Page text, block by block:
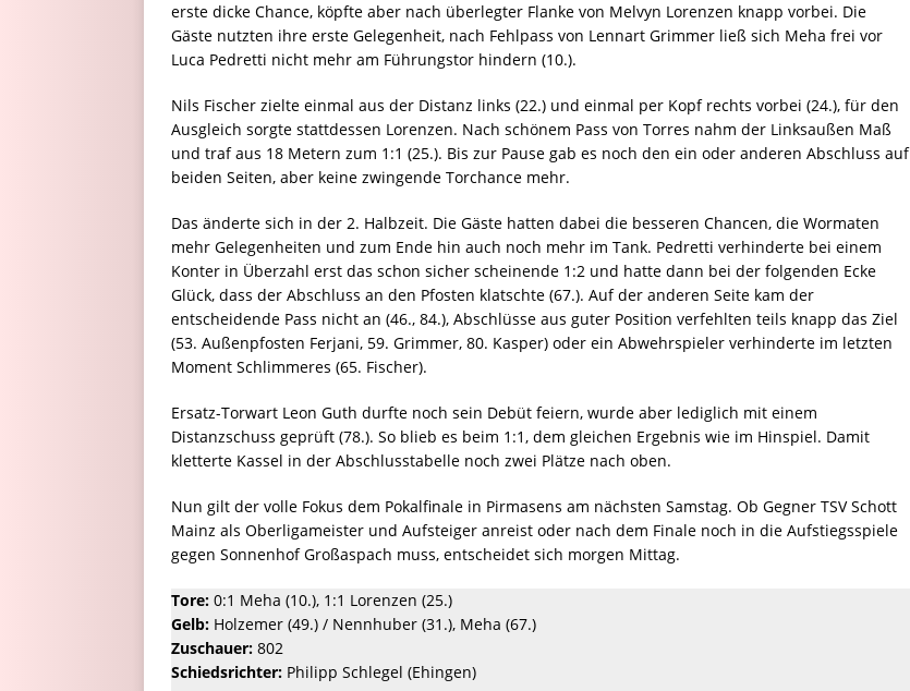
erste dicke Chance, köpfte aber nach überlegter Flanke von Melvyn Lorenzen knapp vorbei. Die
Gäste nutzten ihre erste Gelegenheit, nach Fehlpass von Lennart Grimmer ließ sich Meha frei vor
Luca Pedretti nicht mehr am Führungstor hindern (10.).
Nils Fischer zielte einmal aus der Distanz links (22.) und einmal per Kopf rechts vorbei (24.), für den
Ausgleich sorgte stattdessen Lorenzen. Nach schönem Pass von Torres nahm der Linksaußen Maß
und traf aus 18 Metern zum 1:1 (25.). Bis zur Pause gab es noch den ein oder anderen Abschluss auf
beiden Seiten, aber keine zwingende Torchance mehr.
Das änderte sich in der 2. Halbzeit. Die Gäste hatten dabei die besseren Chancen, die Wormaten
mehr Gelegenheiten und zum Ende hin auch noch mehr im Tank. Pedretti verhinderte bei einem
Konter in Überzahl erst das schon sicher scheinende 1:2 und hatte dann bei der folgenden Ecke
Glück, dass der Abschluss an den Pfosten klatschte (67.). Auf der anderen Seite kam der
entscheidende Pass nicht an (46., 84.), Abschlüsse aus guter Position verfehlten teils knapp das Ziel
(53. Außenpfosten Ferjani, 59. Grimmer, 80. Kasper) oder ein Abwehrspieler verhinderte im letzten
Moment Schlimmeres (65. Fischer).
Ersatz-Torwart Leon Guth durfte noch sein Debüt feiern, wurde aber lediglich mit einem
Distanzschuss geprüft (78.). So blieb es beim 1:1, dem gleichen Ergebnis wie im Hinspiel. Damit
kletterte Kassel in der Abschlusstabelle noch zwei Plätze nach oben.
Nun gilt der volle Fokus dem Pokalfinale in Pirmasens am nächsten Samstag. Ob Gegner TSV Schott
Mainz als Oberligameister und Aufsteiger anreist oder nach dem Finale noch in die Aufstiegsspiele
gegen Sonnenhof Großaspach muss, entscheidet sich morgen Mittag.
Tore: 0:1 Meha (10.), 1:1 Lorenzen (25.)
Gelb: Holzemer (49.) / Nennhuber (31.), Meha (67.)
Zuschauer: 802
Schiedsrichter: Philipp Schlegel (Ehingen)